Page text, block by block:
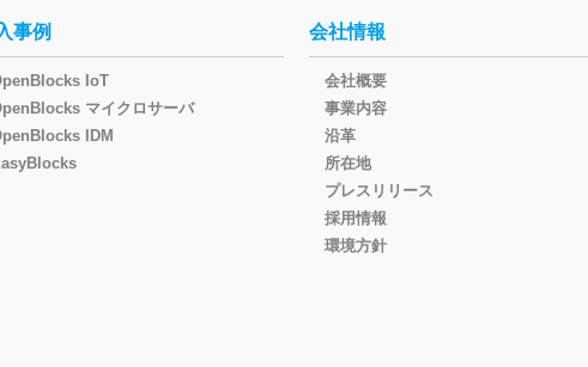
事例
IoT
マイクロサーバ
IDM
会社情報
会社概要
事業内容
沿革
所在地
プレスリリース
採用情報
環境方針